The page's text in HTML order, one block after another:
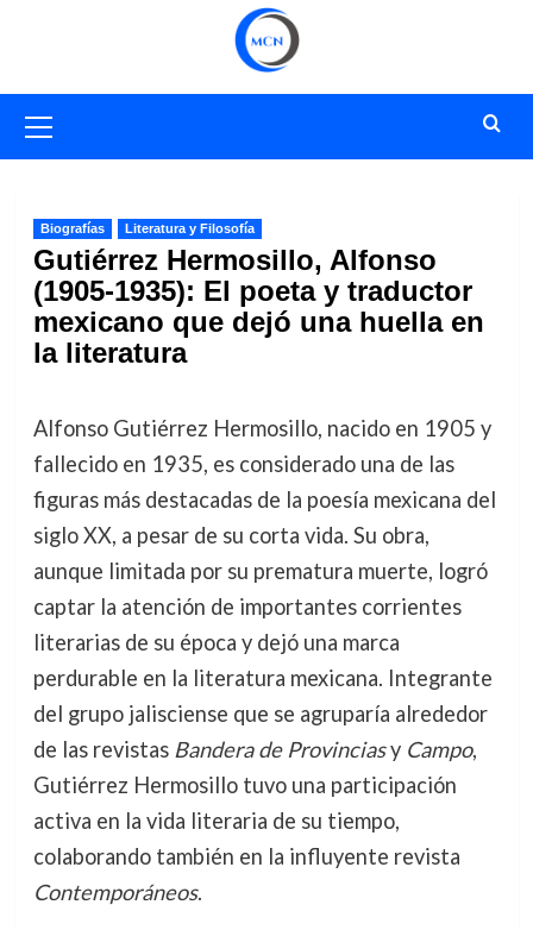
primario
Biografías Literatura y Filosofía
Gutiérrez Hermosillo, Alfonso
(1905-1935): El poeta y traductor
mexicano que dejó una huella en
la literatura
Alfonso Gutiérrez Hermosillo, nacido en 1905 y
fallecido en 1935, es considerado una de las
figuras más destacadas de la poesía mexicana del
siglo XX, a pesar de su corta vida. Su obra,
aunque limitada por su prematura muerte, logró
captar la atención de importantes corrientes
literarias de su época y dejó una marca
perdurable en la literatura mexicana. Integrante
del grupo jalisciense que se agruparía alrededor
de las revistas Bandera de Provinciasy Campo,
Gutiérrez Hermosillo tuvo una participación
activa en la vida literaria de su tiempo,
colaborando también en la influyente revista
Contemporáneos.